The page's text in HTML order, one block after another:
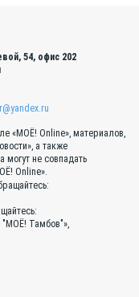
54, офис 202
«МОЁ! Online», материалов,
а также
могут не совпадать
Online».
"МОЁ! Тамбов"»,